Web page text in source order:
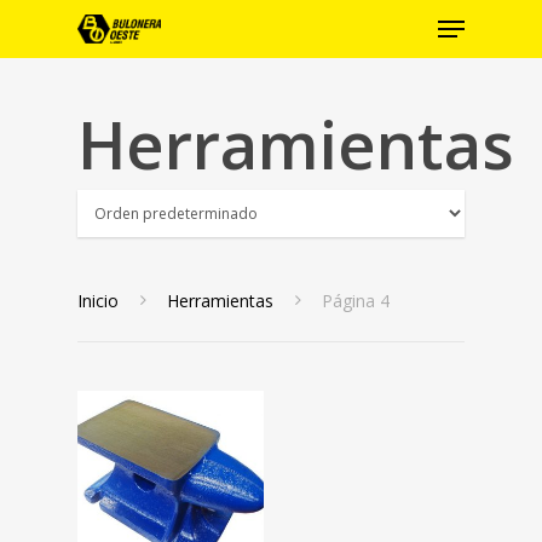
Hit enter to search or ESC to close
Herramientas
Inicio Herramientas Página 4